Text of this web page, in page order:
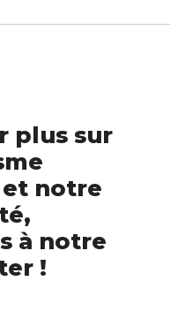
plus sur
notre
à notre
!